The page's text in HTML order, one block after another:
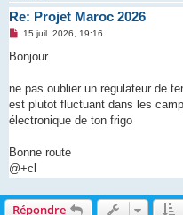
Re: Projet Maroc 2026
M
s
g
n
o
u
15 juil. 2026, 19:16
Bonjour
ne pas oublier un régulateur de
est plutot fluctuant dans les
électronique de ton frigo
Bonne route
@+cl
Répondre